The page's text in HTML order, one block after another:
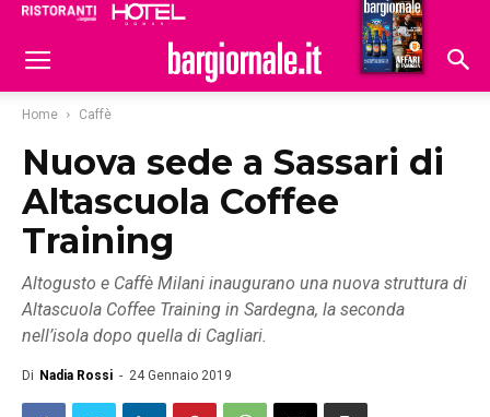
Hoteldomani
Home Caffè
Nuova sede a Sassari di
Altascuola Coffee
Training
Altogusto e Caffè Milani inaugurano una nuova struttura di
Altascuola Coffee Training in Sardegna, la seconda
nell’isola dopo quella di Cagliari.
Di Nadia Rossi - 24 Gennaio 2019